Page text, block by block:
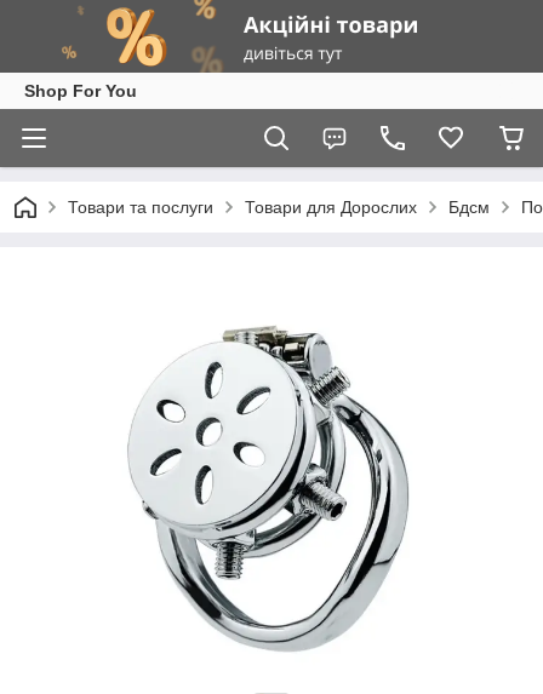
Shop For You
Товари та послуги Товари для Дорослих Бдсм